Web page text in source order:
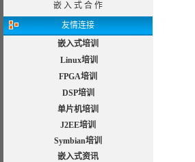
嵌 入 式 合 作
友情连接
嵌入式培训
Linux培训
FPGA培训
DSP培训
单片机培训
J2EE培训
Symbian培训
嵌入式资讯